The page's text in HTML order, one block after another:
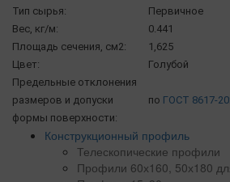
Тип сырья:
Первичное
Вес, кг/м:
0.441
Площадь сечения, см2:
1,625
Цвет:
Голубой
Предельные отклонения
размеров и допуски
формы поверхности:
по ГОСТ 8617-
Конструкционный профиль
Телескопические профили
Профили 60х160, 50х180